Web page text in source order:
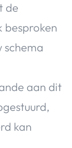
de
schema
aan dit
kan